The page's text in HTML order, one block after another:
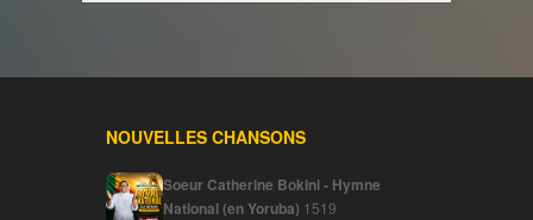
NOUVELLES CHANSONS
Soeur Catherine Bokini - Hymne
National (en Yoruba) 1519